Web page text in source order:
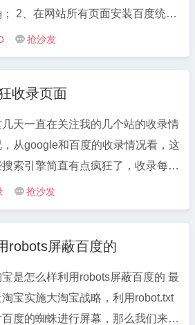
； 2、在网站所有页面安装百度统计
，产生流量数据之后，可查询百度
量数据； 3、百度收录量数据更新
量数据每天更新一次，历史数据保
原态； 4、如果已有流量数据 ...
 抢沙发
收录页面
几天一直在关注我的几个站的收录情
，从google和百度的收录情况看，这
搜索引擎简直有点疯狂了，收录每次
几万，跳跃性太大。 新席地网
www.newxd.com收录情况
（增加了两万多，日志才3000
，不知道增加的是啥内容） 2009-10-
9 ...
 抢沙发
robots屏蔽百度的
是怎么样利用robots屏蔽百度的 最
淘宝实施大淘宝战略，利用robot.txt
百度的蜘蛛进行屏幕，那么我们来看